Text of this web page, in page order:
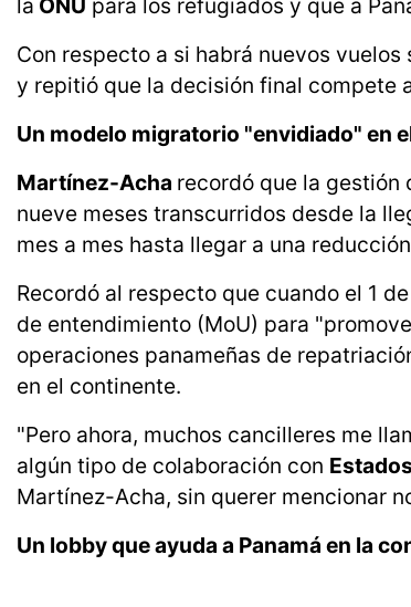
la ONU para los refugiados y que a
Con respecto a si habrá nuevos
y repitió que la decisión final compete
Un modelo migratorio "envidiado" en
Martínez-Acha recordó que la gestión
nueve meses transcurridos desde la
mes a mes hasta llegar a una
Recordó al respecto que cuando el 1
de entendimiento (MoU) para
operaciones panameñas de
en el continente.
"Pero ahora, muchos cancilleres me
algún tipo de colaboración con
Martínez-Acha, sin querer mencionar
Un lobby que ayuda a Panamá en la